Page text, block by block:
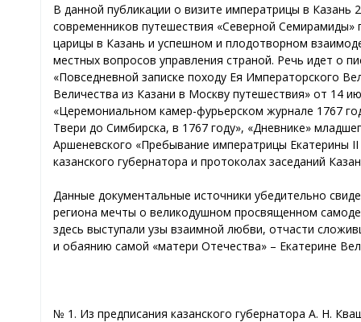
В данной публикации о визите императрицы в
современников путешествия «Северной
царицы в Казань и успешном и плодотворном
местных вопросов управления страной. Речь идет о
«Повседневной записке походу Ея Императорского
Величества из Казани в Москву путешествия» от 14
«Церемониальном камер-фурьерском журнале 1767
Твери до Симбирска, в 1767 году», «Дневнике»
Аршеневского «Пребывание императрицы Екатерины II
казанского губернатора и протоколах заседаний
Данные документальные источники убедительно
региона мечты о великодушном просвященном
здесь выступали узы взаимной любви, отчасти
и обаянию самой «матери Отечества» – Екатерине
№ 1. Из предписания казанского губернатора А. Н.